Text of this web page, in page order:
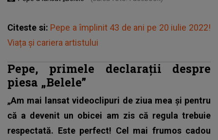
Citeste si: Pepe a împlinit 43 de ani pe 20 iulie 2022!
Viața și cariera artistului
Pepe, primele declarații despre
piesa „Belele”
„Am mai lansat videoclipuri de ziua mea şi pentru
că a devenit un obicei am zis că regula trebuie
respectată. Este perfect! Cel mai frumos cadou